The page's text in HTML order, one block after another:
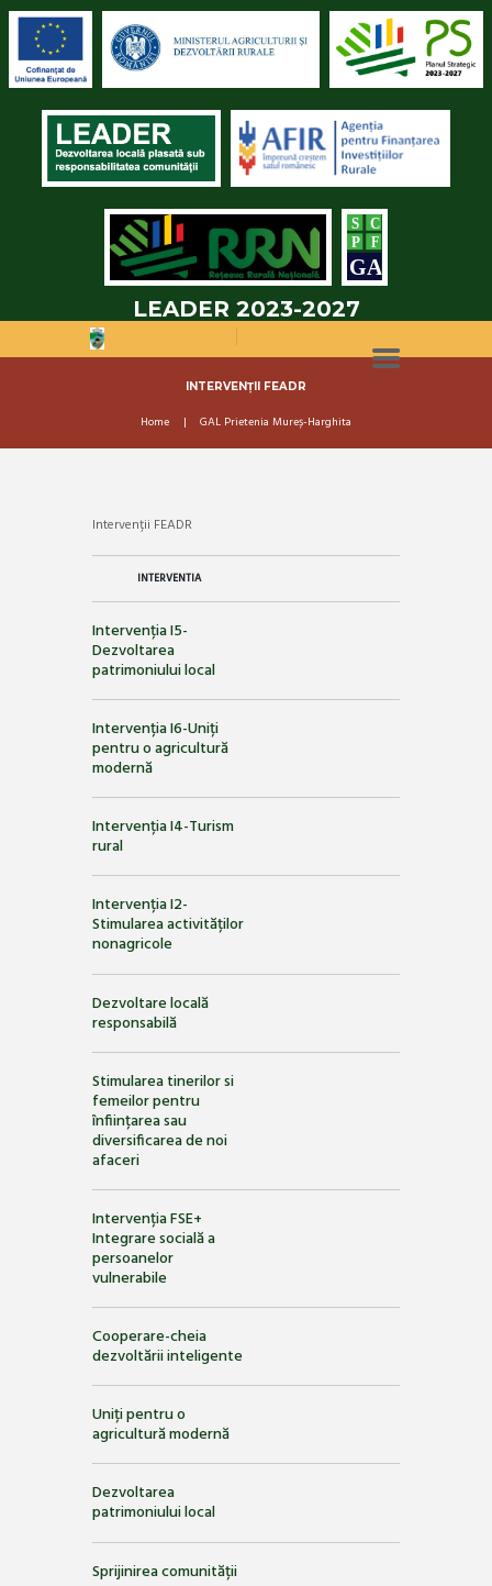
LEADER 2023-2027
INTERVENȚII FEADR
Home GAL Prietenia Mureș-Harghita
Intervenții FEADR
INTERVENTIA
Intervenția I5-
Dezvoltarea
patrimoniului local
Intervenția I6-Uniți
pentru o agricultură
modernă
Intervenția I4-Turism
rural
Intervenția I2-
Stimularea activităților
nonagricole
Dezvoltare locală
responsabilă
Stimularea tinerilor si
femeilor pentru
înființarea sau
diversificarea de noi
afaceri
Intervenția FSE+
Integrare socială a
persoanelor
vulnerabile
Cooperare-cheia
dezvoltării inteligente
Uniți pentru o
agricultură modernă
Dezvoltarea
patrimoniului local
Sprijinirea comunității